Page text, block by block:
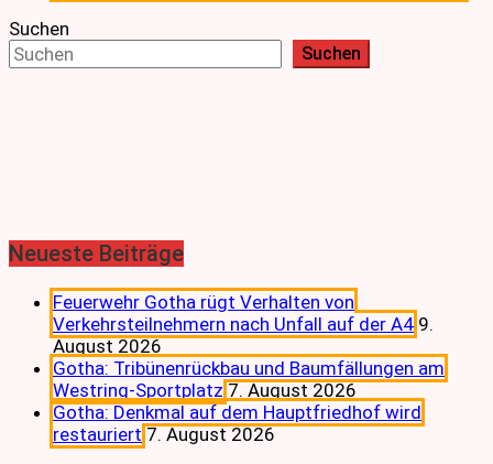
Suchen
Suchen
Neueste Beiträge
Feuerwehr Gotha rügt Verhalten von
Verkehrsteilnehmern nach Unfall auf der A4 9.
August 2026
Gotha: Tribünenrückbau und Baumfällungen am
Westring-Sportplatz 7. August 2026
Gotha: Denkmal auf dem Hauptfriedhof wird
restauriert 7. August 2026